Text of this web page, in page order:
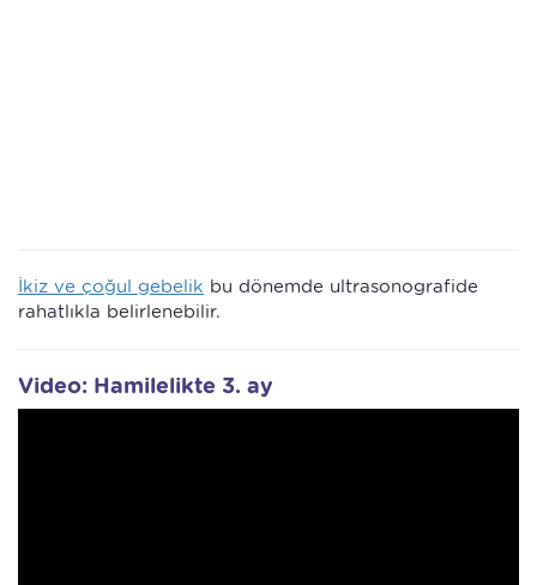
İkiz ve çoğul gebelik bu dönemde ultrasonografide
rahatlıkla belirlenebilir.
Video: Hamilelikte 3. ay